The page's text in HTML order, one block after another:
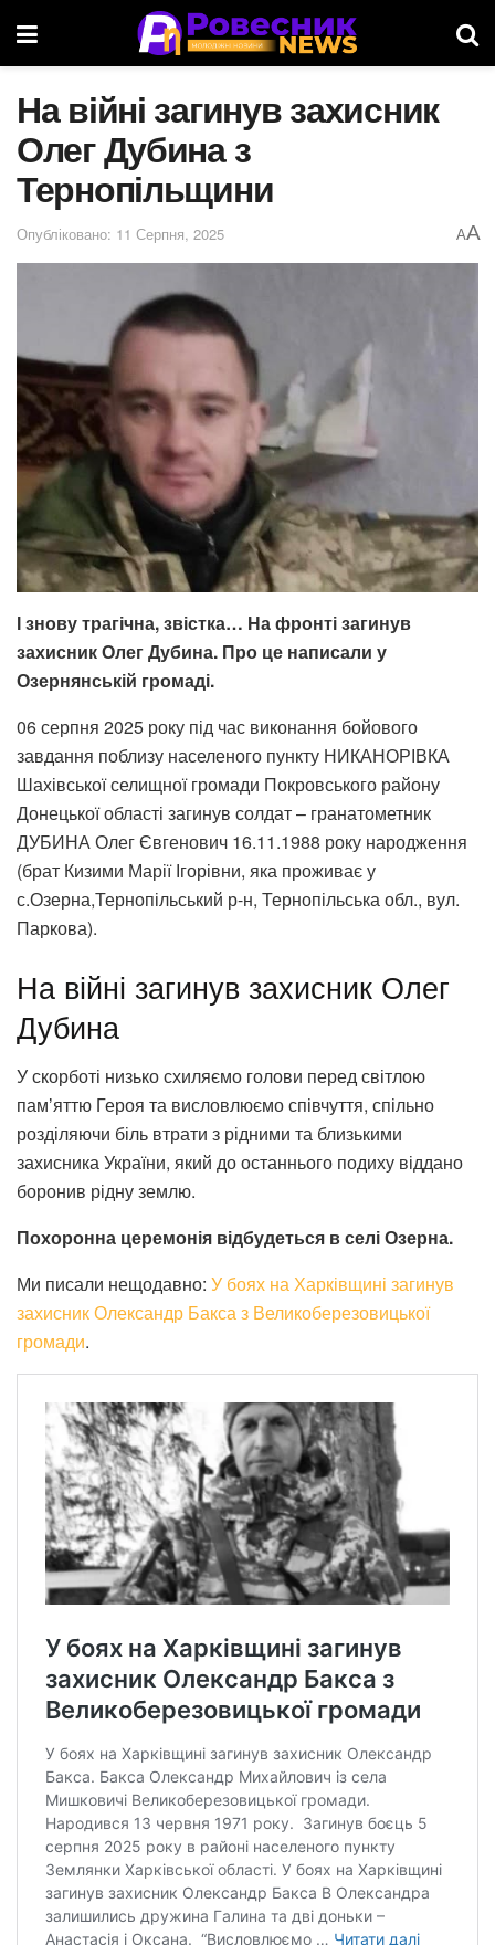
На війні загинув захисник
Олег Дубина з
Тернопільщини
Опубліковано: 11 Серпня, 2025 AA
І знову трагічна, звістка… На фронті загинув
захисник Олег Дубина. Про це написали у
Озернянській громаді.
06 серпня 2025 року під час виконання бойового
завдання поблизу населеного пункту НИКАНОРІВКА
Шахівської селищної громади Покровського району
Донецької області загинув солдат – гранатометник
ДУБИНА Олег Євгенович 16.11.1988 року народження
(брат Кизими Марії Ігорівни, яка проживає у
с.Озерна,Тернопільський р-н, Тернопільська обл., вул.
Паркова).
На війні загинув захисник Олег
Дубина
У скорботі низько схиляємо голови перед світлою
памʼяттю Героя та висловлюємо співчуття, спільно
розділяючи біль втрати з рідними та близькими
захисника України, який до останнього подиху віддано
боронив рідну землю.
Похоронна церемонія відбудеться в селі Озерна.
Ми писали нещодавно: У боях на Харківщині загинув
захисник Олександр Бакса з Великоберезовицької
громади.